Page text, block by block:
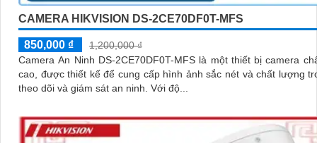
CAMERA HIKVISION DS-2CE70DF0T-MFS
850,000 ₫
1,200,000 ₫
Camera An Ninh DS-2CE70DF0T-MFS là một thiết bị camera
cao, được thiết kế để cung cấp hình ảnh sắc nét và chất lượng
theo dõi và giám sát an ninh. Với độ...